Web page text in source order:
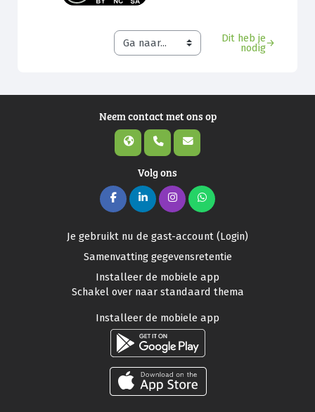
→
Dit heb je
nodig
Neem contact met ons op
Volg ons
Je gebruikt nu de gast-account (Login)
Samenvatting gegevensretentie
Installeer de mobiele app
Schakel over naar standaard thema
Installeer de mobiele app